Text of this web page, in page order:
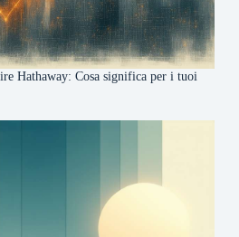
Hathaway: Cosa significa per i tuoi